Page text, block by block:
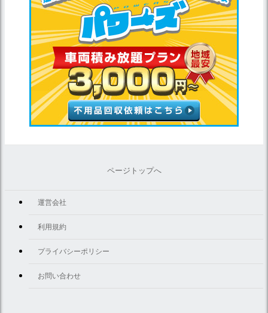
ページトップへ
運営会社
利用規約
プライバシーポリシー
お問い合わせ